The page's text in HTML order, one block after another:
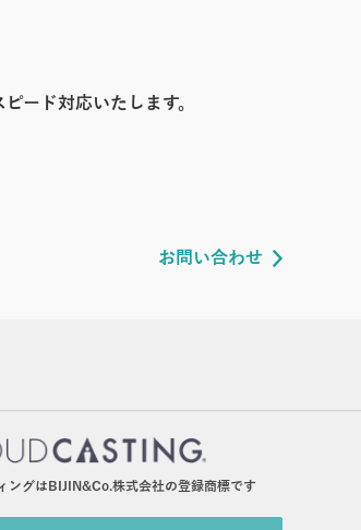
ード対応いたします。
お問い合わせ
ングはBIJIN&Co.株式会社の登録商標です